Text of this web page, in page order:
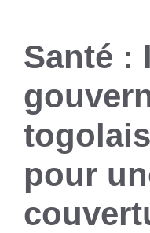
Santé :
pour